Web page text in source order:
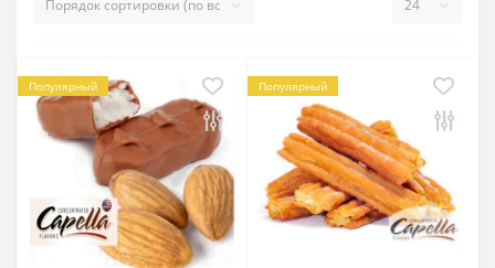
Популярный Популярный